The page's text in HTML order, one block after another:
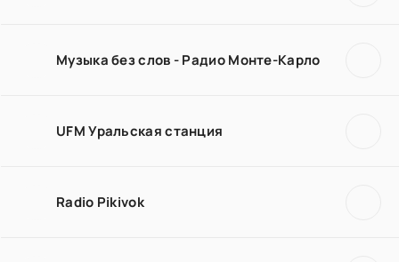
Музыка без слов - Радио Монте-Карло
UFM Уральская станция
Radio Pikivok